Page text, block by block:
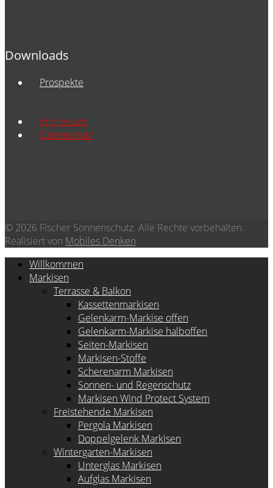
Downloads
Prospekte
Impressum
Datenschutz
© 2026 Fischer Sonnenschutz. Alle Rechte vorbehalten.
Realisiert von Mobiles Denken
Willkommen
Markisen
Terrasse & Balkon
Kassettenmarkisen
Gelenkarm-Markise offen
Gelenkarm-Markise halboffen
Seiten-Markisen
Markisen-Stoffe
Scherenarm Markisen
Sonnen- und Regenschutz
Markisen Wind Protect System
Freistehende Markisen
Pergola Markisen
Doppelgelenk Markisen
Wintergarten-Markisen
Unterglas Markisen
Aufglas Markisen